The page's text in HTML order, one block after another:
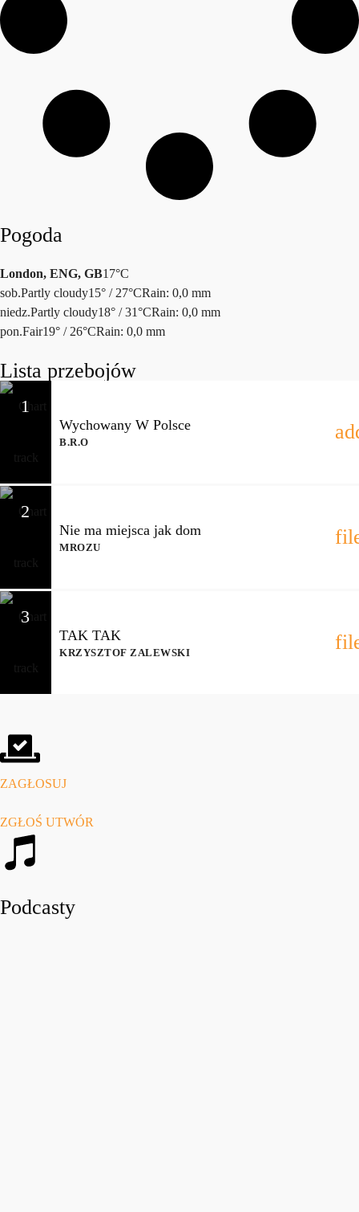
Pogoda
London, ENG, GB17°C
sob.Partly cloudy15° / 27°CRain: 0,0 mm
niedz.Partly cloudy18° / 31°CRain: 0,0 mm
pon.Fair19° / 26°CRain: 0,0 mm
Lista przebojów
1
Wychowany W Polsce
B.R.O
2
Nie ma miejsca jak dom
MROZU
3
TAK TAK
KRZYSZTOF ZALEWSKI
ZAGŁOSUJ
ZGŁOŚ UTWÓR
Podcasty